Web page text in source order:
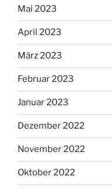
Mai 2023
April 2023
März 2023
Februar 2023
Januar 2023
Dezember 2022
November 2022
Oktober 2022